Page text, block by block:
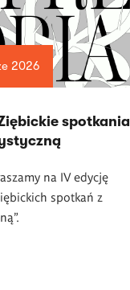
2026
spotkania
na IV edycję
spotkań z